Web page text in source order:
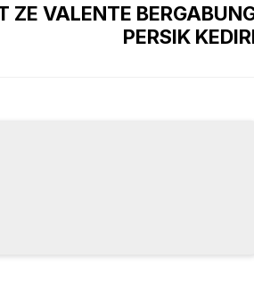
ZE VALENTE
PERSIK